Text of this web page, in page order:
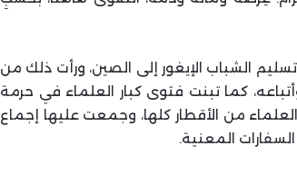
الشباب الإيغور إلى الصين، ورأت ذلك من
كما تبنت فتوى كبار العلماء في حرمة
من الأقطار كلها، وجمعت عليها إجماع